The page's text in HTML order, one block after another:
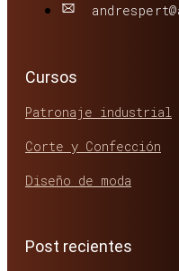
Cursos
Patronaje industrial
Corte y Confección
Diseño de moda
Post recientes